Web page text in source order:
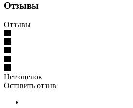
Отзывы
Отзывы
Нет оценок
Оставить отзыв